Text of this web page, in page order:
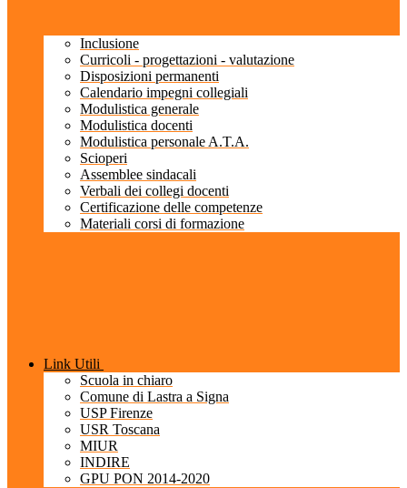
Inclusione
Curricoli - progettazioni - valutazione
Disposizioni permanenti
Calendario impegni collegiali
Modulistica generale
Modulistica docenti
Modulistica personale A.T.A.
Scioperi
Assemblee sindacali
Verbali dei collegi docenti
Certificazione delle competenze
Materiali corsi di formazione
Link Utili
Scuola in chiaro
Comune di Lastra a Signa
USP Firenze
USR Toscana
MIUR
INDIRE
GPU PON 2014-2020